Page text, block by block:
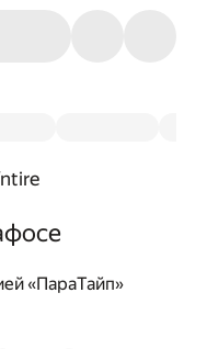
«ПараТайп»